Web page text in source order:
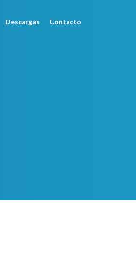
Descargas Contacto